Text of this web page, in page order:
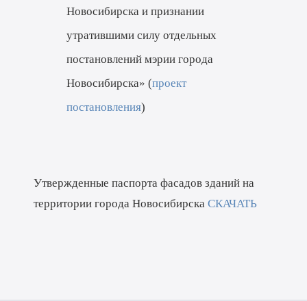
Новосибирска и признании
утратившими силу отдельных
постановлений мэрии города
Новосибирска» (проект
постановления)
Утвержденные паспорта фасадов зданий на
территории города Новосибирска СКАЧАТЬ